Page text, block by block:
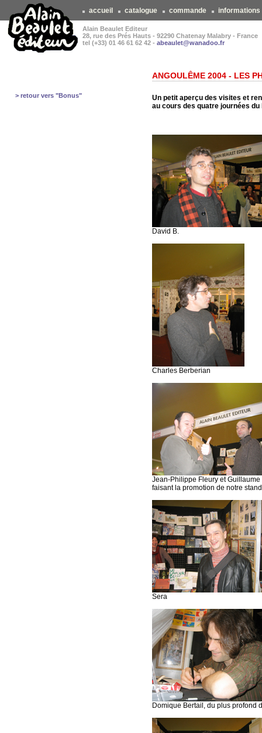
accueil catalogue commande informations
Alain Beaulet Editeur
28, rue des Prés Hauts - 92290 Chatenay Malabry - France
tel (+33) 01 46 61 62 42 - abeaulet@wanadoo.fr
> retour vers "Bonus"
ANGOULÊME 2004 - LES
Un petit aperçu des visites et
au cours des quatre journées
David B.
Charles Berberian
Jean-Philippe Fleury et
faisant la promotion de notre
Sera
Domique Bertail, du plus profond